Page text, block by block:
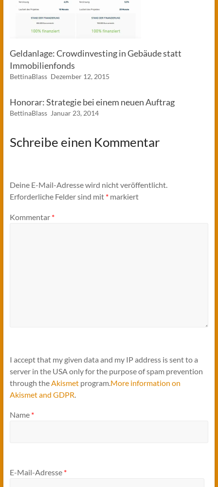
Geldanlage: Crowdinvesting in Gebäude statt
Immobilienfonds
BettinaBlass Dezember 12, 2015
Honorar: Strategie bei einem neuen Auftrag
BettinaBlass Januar 23, 2014
Schreibe einen Kommentar
Deine E-Mail-Adresse wird nicht veröffentlicht.
Erforderliche Felder sind mit *markiert
Kommentar *
I accept that my given data and my IP address is sent to a
server in the USA only for the purpose of spam prevention
through the Akismetprogram. More information on
Akismet and GDPR
Name *
E-Mail-Adresse *